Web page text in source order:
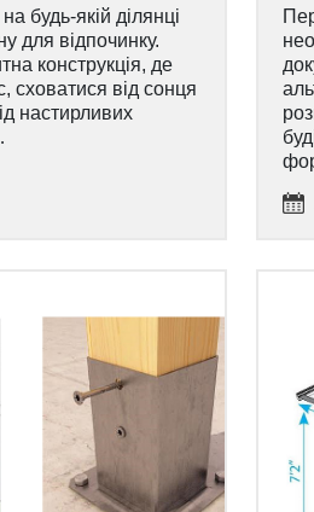
будь-якій ділянці
для відпочинку.
конструкція, де
сховатися від сонця
настирливих